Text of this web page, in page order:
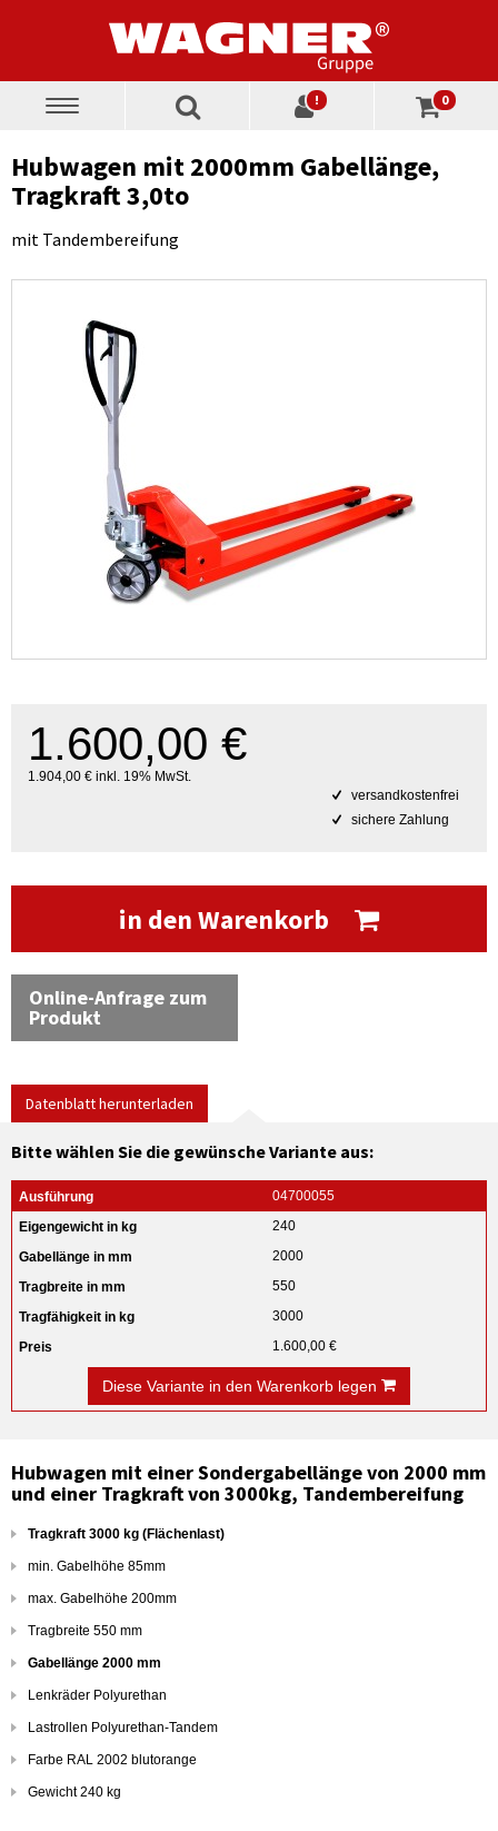
Toggle
! 0
Hubwagen mit 2000mm Gabellänge,
Tragkraft 3,0to
mit Tandembereifung
1.600,00 €
1.904,00 € inkl. 19% MwSt.
versandkostenfrei
sichere Zahlung
in den Warenkorb
Online-Anfrage zum
Produkt
Datenblatt herunterladen
Bitte wählen Sie die gewünsche Variante aus:
04700055
240
2000
550
3000
1.600,00 €
Diese Variante in den Warenkorb legen
Hubwagen mit einer Sondergabellänge von 2000 mm
und einer Tragkraft von 3000kg, Tandembereifung
Tragkraft 3000 kg (Flächenlast)
min. Gabelhöhe 85mm
max. Gabelhöhe 200mm
Tragbreite 550 mm
Gabellänge 2000 mm
Lenkräder Polyurethan
Lastrollen Polyurethan-Tandem
Farbe RAL 2002 blutorange
Gewicht 240 kg